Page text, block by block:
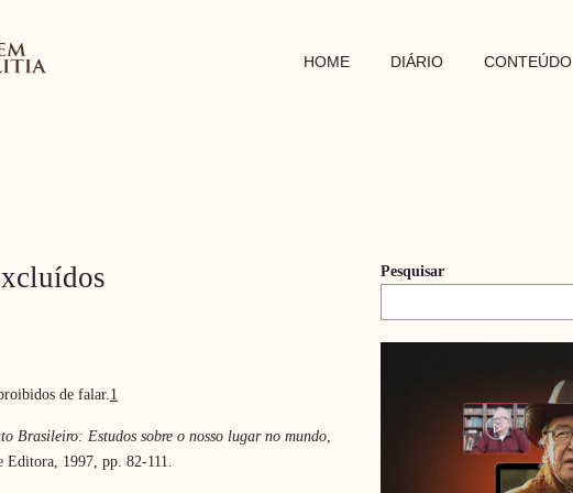
HOME DIÁRIO CONTEÚDO
de falar.1
Brasileiro: Estudos sobre o nosso lugar no mundo,
Editora, 1997, pp. 82-111.
Pesquisar